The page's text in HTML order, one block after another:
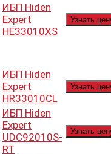
ИБП Hiden
Expert
HE33010XS
Узнать
ИБП Hiden
Expert
HR33010CL
Узнать
ИБП Hiden
Expert
UDC92010S-
RT
Узнать